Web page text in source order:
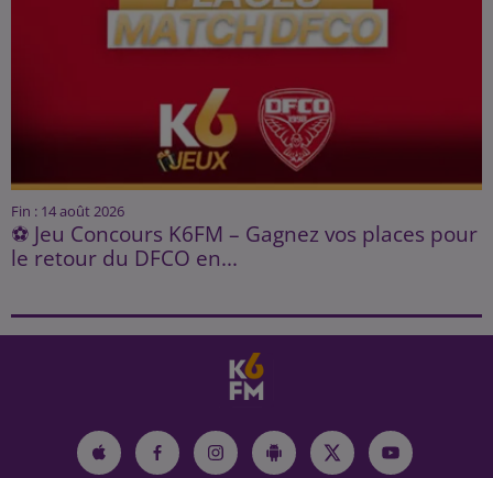
Fin : 14 août 2026
⚽ Jeu Concours K6FM – Gagnez vos places pour
le retour du DFCO en...